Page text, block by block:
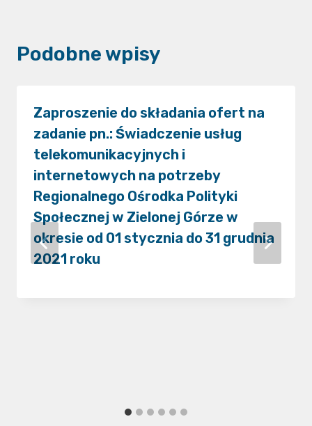
Podobne wpisy
Zaproszenie do składania ofert na
zadanie pn.: Świadczenie usług
telekomunikacyjnych i
internetowych na potrzeby
Regionalnego Ośrodka Polityki
Społecznej w Zielonej Górze w
okresie od 01 stycznia do 31 grudnia
2021 roku